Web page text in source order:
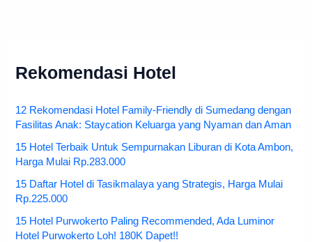
Rekomendasi Hotel
12 Rekomendasi Hotel Family-Friendly di Sumedang dengan
Fasilitas Anak: Staycation Keluarga yang Nyaman dan Aman
15 Hotel Terbaik Untuk Sempurnakan Liburan di Kota Ambon,
Harga Mulai Rp.283.000
15 Daftar Hotel di Tasikmalaya yang Strategis, Harga Mulai
Rp.225.000
15 Hotel Purwokerto Paling Recommended, Ada Luminor
Hotel Purwokerto Loh! 180K Dapet!!